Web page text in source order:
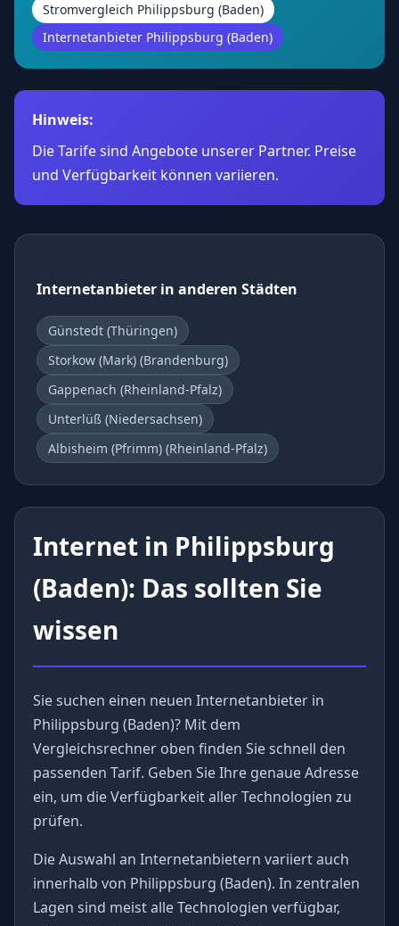
Stromvergleich Philippsburg (Baden)
Internetanbieter Philippsburg (Baden)
Hinweis:
Die Tarife sind Angebote unserer Partner. Preise
und Verfügbarkeit können variieren.
Internetanbieter in anderen Städten
Günstedt (Thüringen)
Storkow (Mark) (Brandenburg)
Gappenach (Rheinland-Pfalz)
Unterlüß (Niedersachsen)
Albisheim (Pfrimm) (Rheinland-Pfalz)
Internet in Philippsburg
(Baden): Das sollten Sie
wissen
Sie suchen einen neuen Internetanbieter in
Philippsburg (Baden)? Mit dem
Vergleichsrechner oben finden Sie schnell den
passenden Tarif. Geben Sie Ihre genaue Adresse
ein, um die Verfügbarkeit aller Technologien zu
prüfen.
Die Auswahl an Internetanbietern variiert auch
innerhalb von Philippsburg (Baden). In zentralen
Lagen sind meist alle Technologien verfügbar,